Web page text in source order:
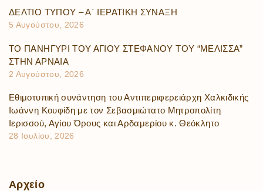
ΔΕΛΤΙΟ ΤΥΠΟΥ – Α΄ ΙΕΡΑΤΙΚΗ ΣΥΝΑΞΗ
5 Αυγούστου, 2026
ΤΟ ΠΑΝΗΓΥΡΙ ΤΟΥ ΑΓΙΟΥ ΣΤΕΦΑΝΟΥ ΤΟΥ “ΜΕΛΙΣΣΑ”
ΣΤΗΝ ΑΡΝΑΙΑ
2 Αυγούστου, 2026
Εθιμοτυπική συνάντηση του Αντιπεριφερειάρχη Χαλκιδικής
Ιωάννη Κουφίδη με τον Σεβασμιώτατο Μητροπολίτη
Ιερισσού, Αγίου Όρους και Αρδαμερίου κ. Θεόκλητο
28 Ιουλίου, 2026
Αρχείο